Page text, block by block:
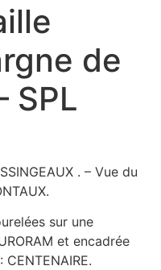
de
SPL
. – Vue du
sur une
et encadrée